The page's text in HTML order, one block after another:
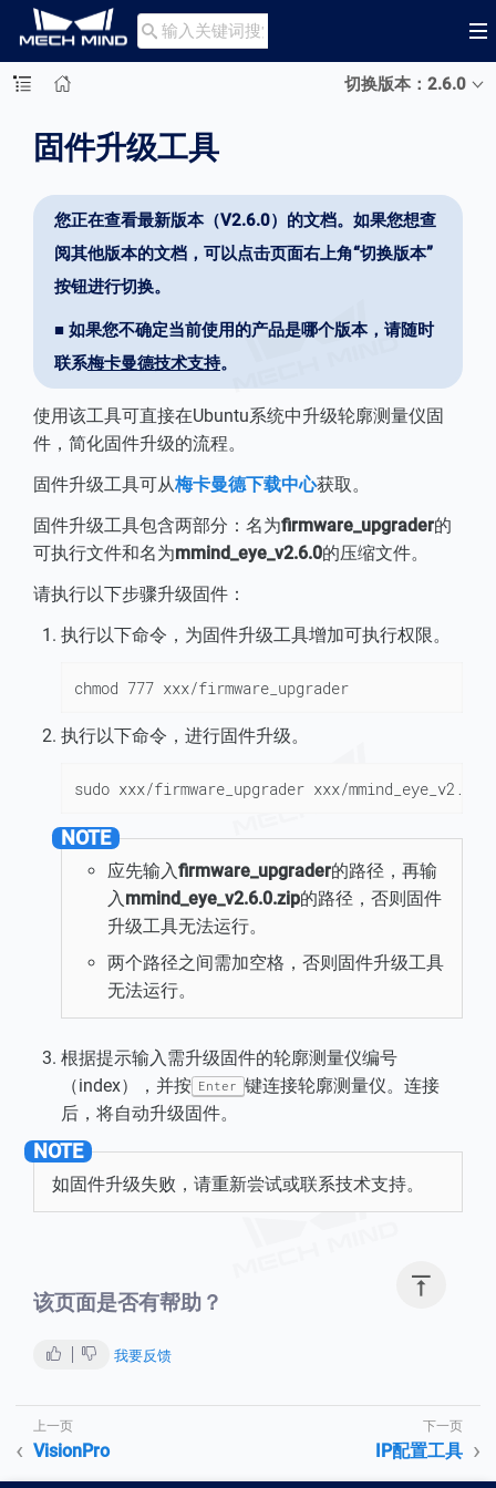

切换版本：2.6.0

固件升级工具
您正在查看最新版本（V2.6.0）的文档。如果您想查
阅其他版本的文档，可以点击页面右上角“切换版本”
按钮进行切换。
■ 如果您不确定当前使用的产品是哪个版本，请随时
联系梅卡曼德技术支持。
使用该工具可直接在Ubuntu系统中升级轮廓测量仪固
件，简化固件升级的流程。
固件升级工具可从梅卡曼德下载中心获取。
固件升级工具包含两部分：名为firmware_upgrader的
可执行文件和名为mmind_eye_v2.6.0的压缩文件。
请执行以下步骤升级固件：
执行以下命令，为固件升级工具增加可执行权限。
chmod 777 xxx/firmware_upgrader
执行以下命令，进行固件升级。
sudo xxx/firmware_upgrader xxx/
应先输入firmware_upgrader的路径，再输
入mmind_eye_v2.6.0.zip的路径，否则固件
升级工具无法运行。
两个路径之间需加空格，否则固件升级工具
无法运行。
根据提示输入需升级固件的轮廓测量仪编号
（index），并按 Enter 键连接轮廓测量仪。连接
后，将自动升级固件。
如固件升级失败，请重新尝试或联系技术支持。
该页面是否有帮助？
我要反馈
VisionPro IP配置工具